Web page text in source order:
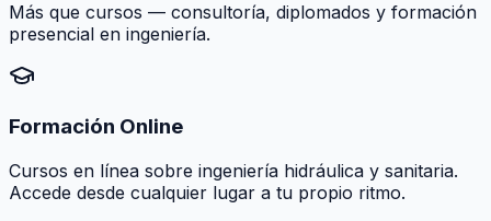
Más que cursos — consultoría, diplomados y formación
presencial en ingeniería.
Formación Online
Cursos en línea sobre ingeniería hidráulica y sanitaria.
Accede desde cualquier lugar a tu propio ritmo.